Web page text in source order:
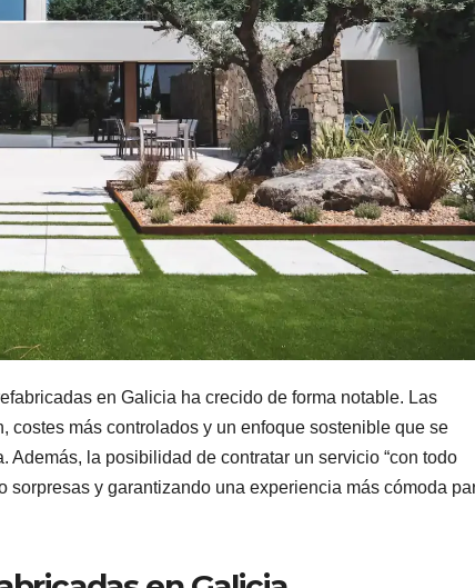
en Galicia ha crecido de forma notable. Las
costes más controlados y un enfoque sostenible que se
la posibilidad de contratar un servicio “con todo
sorpresas y garantizando una experiencia más cómoda